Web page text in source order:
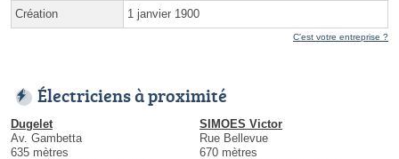
Création 1 janvier 1900
C'est votre entreprise ?
Électriciens à proximité
Dugelet
Av. Gambetta
635 mètres
SIMOES Victor
Rue Bellevue
670 mètres